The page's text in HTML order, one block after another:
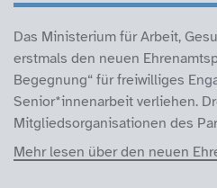
Das Ministerium für Arbeit,
erstmals den neuen
Begegnung“ für freiwilliges
Senior*innenarbeit verliehen.
Mitgliedsorganisationen des
Mehr lesen über den neuen